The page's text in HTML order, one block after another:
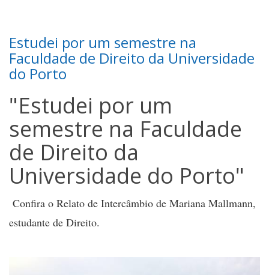
Estudei por um semestre na
Faculdade de Direito da Universidade
do Porto
"Estudei por um
semestre na Faculdade
de Direito da
Universidade do Porto"
Confira o Relato de Intercâmbio de Mariana Mallmann,
estudante de Direito.